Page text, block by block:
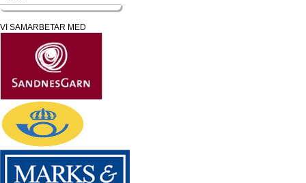
VI SAMARBETAR MED